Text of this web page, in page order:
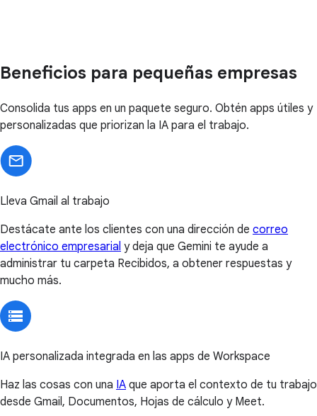
Beneficios para pequeñas empresas
Consolida tus apps en un paquete seguro. Obtén apps útiles y
personalizadas que priorizan la IA para el trabajo.
Lleva Gmail al trabajo
Destácate ante los clientes con una dirección de correo
electrónico empresarial y deja que Gemini te ayude a
administrar tu carpeta Recibidos, a obtener respuestas y
mucho más.
IA personalizada integrada en las apps de Workspace
Haz las cosas con una IA que aporta el contexto de tu trabajo
desde Gmail, Documentos, Hojas de cálculo y Meet.